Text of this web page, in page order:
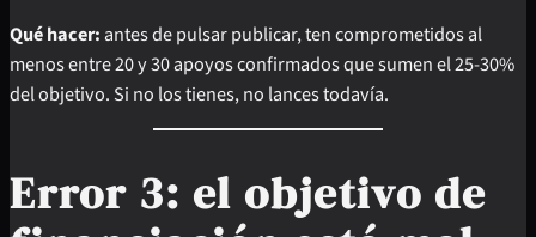
Qué hacer: antes de pulsar publicar, ten comprometidos al
menos entre 20 y 30 apoyos confirmados que sumen el 25-30%
del objetivo. Si no los tienes, no lances todavía.
Error 3: el objetivo de